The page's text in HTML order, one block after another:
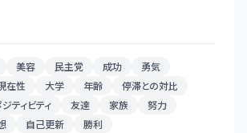
美容 民主党 成功
勇気
在性 大学 年齢
停滞との対比
ティビティ 友達 家族
努力
自己更新 勝利